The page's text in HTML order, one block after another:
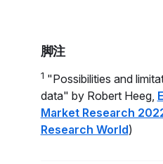
脚注
1 "Possibilities and
data" by Robert Heeg,
Market Research
Research World)